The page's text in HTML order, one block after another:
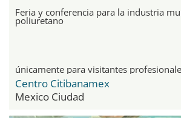
Feria y conferencia para la industria
poliuretano
únicamente para visitantes
Centro Citibanamex
Mexico Ciudad